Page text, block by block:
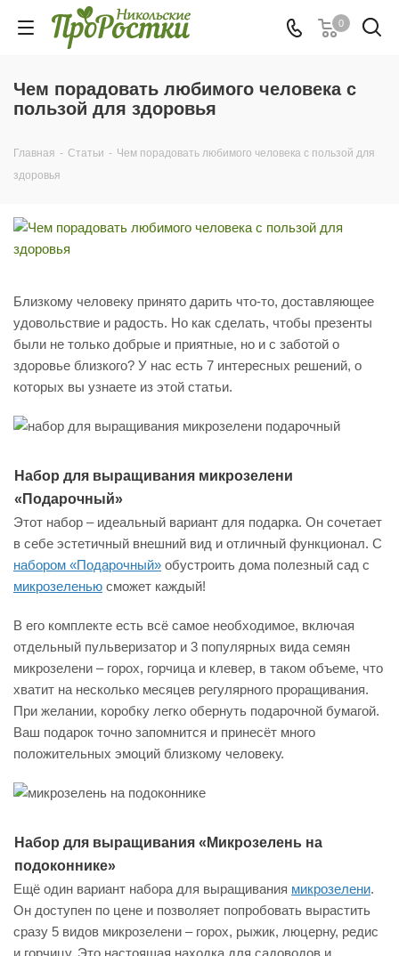
0
Чем порадовать любимого человека с
пользой для здоровья
Главная - Статьи - Чем порадовать любимого человека с пользой для
здоровья
Близкому человеку принято дарить что-то, доставляющее
удовольствие и радость. Но как сделать, чтобы презенты
были не только добрые и приятные, но и с заботой о
здоровье близкого? У нас есть 7 интересных решений, о
которых вы узнаете из этой статьи.
Набор для выращивания микрозелени
«Подарочный»
Этот набор – идеальный вариант для подарка. Он сочетает
в себе эстетичный внешний вид и отличный функционал. С
набором «Подарочный» обустроить дома полезный сад с
микрозеленью сможет каждый!
В его комплекте есть всё самое необходимое, включая
отдельный пульверизатор и 3 популярных вида семян
микрозелени – горох, горчица и клевер, в таком объеме, что
хватит на несколько месяцев регулярного проращивания.
При желании, коробку легко обернуть подарочной бумагой.
Ваш подарок точно запомнится и принесёт много
положительных эмоций близкому человеку.
Набор для выращивания «Микрозелень на
подоконнике»
Ещё один вариант набора для выращивания микрозелени.
Он доступен по цене и позволяет попробовать вырастить
сразу 5 видов микрозелени – горох, рыжик, люцерну, редис
и горчицу. Это настоящая находка для садоводов и